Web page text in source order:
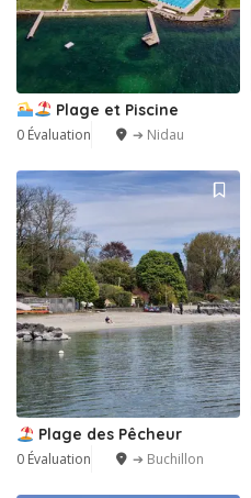
Plage et Piscine
0 Évaluation ➔ Nidau
Plage des Pêcheur
0 Évaluation ➔ Buchillon